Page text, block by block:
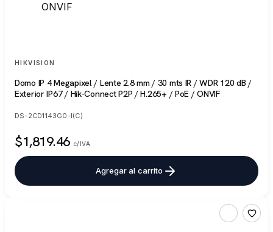
HIKVISION
Domo IP 4 Megapixel / Lente 2.8 mm / 30 mts IR / WDR 120 dB /
Exterior IP67 / Hik-Connect P2P / H.265+ / PoE / ONVIF
DS-2CD1143G0-I(C)
$1,819.46 c/IVA
Agregar al carrito